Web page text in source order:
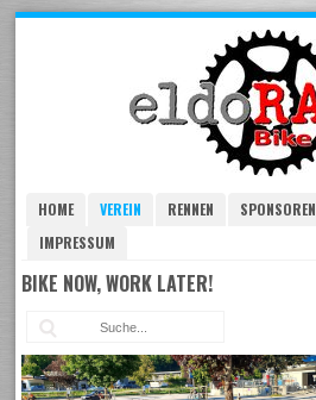
HOME VEREIN RENNEN SPONSOREN
IMPRESSUM
BIKE NOW, WORK LATER!